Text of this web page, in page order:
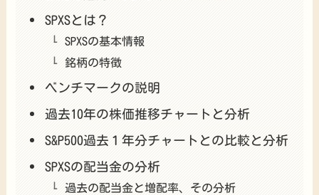
SPXSとは？
SPXSの基本情報
銘柄の特徴
ベンチマークの説明
過去10年の株価推移チャートと分析
S&P500過去１年分チャートとの比較と分析
SPXSの配当金の分析
過去の配当金と増配率、その分析